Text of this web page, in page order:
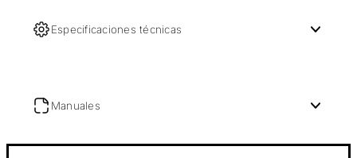
Especificaciones técnicas
Manuales